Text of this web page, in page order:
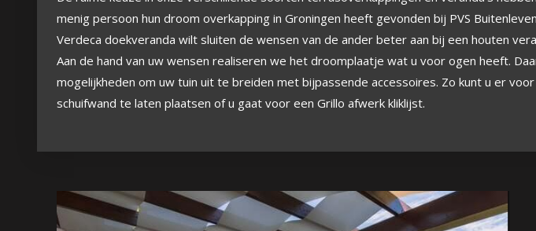
menig persoon hun droom overkapping in Groningen heeft gevonden bij PVS
Verdeca doekveranda wilt sluiten de wensen van de ander beter aan bij een houten
Aan de hand van uw wensen realiseren we het droomplaatje wat u voor ogen heeft.
mogelijkheden om uw tuin uit te breiden met bijpassende accessoires. Zo kunt u er
schuifwand te laten plaatsen of u gaat voor een Grillo afwerk kliklijst.